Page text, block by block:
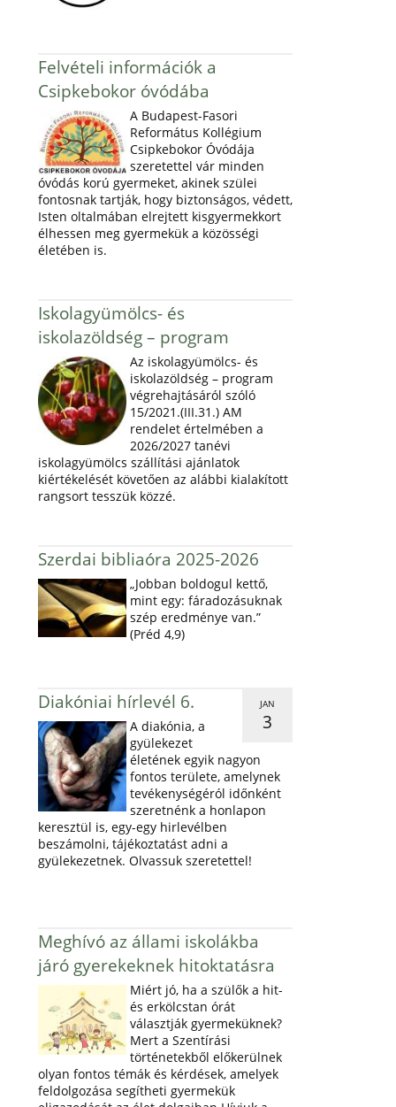
Felvételi információk a
Csipkebokor óvódába
A Budapest-Fasori
Református Kollégium
Csipkebokor Óvódája
szeretettel vár minden
óvódás korú gyermeket, akinek szülei
fontosnak tartják, hogy biztonságos, védett,
Isten oltalmában elrejtett kisgyermekkort
élhessen meg gyermekük a közösségi
életében is.
Iskolagyümölcs- és
iskolazöldség – program
Az iskolagyümölcs- és
iskolazöldség – program
végrehajtásáról szóló
15/2021.(III.31.) AM
rendelet értelmében a
2026/2027 tanévi
iskolagyümölcs szállítási ajánlatok
kiértékelését követően az alábbi kialakított
rangsort tesszük közzé.
Szerdai bibliaóra 2025-2026
„Jobban boldogul kettő,
mint egy: fáradozásuknak
szép eredménye van.”
(Préd 4,9)
JAN
3
Diakóniai hírlevél 6.
A diakónia, a
gyülekezet
életének egyik nagyon
fontos területe, amelynek
tevékenységéról időnként
szeretnénk a honlapon
keresztül is, egy-egy hirlevélben
beszámolni, tájékoztatást adni a
gyülekezetnek. Olvassuk szeretettel!
Meghívó az állami iskolákba
járó gyerekeknek hitoktatásra
Miért jó, ha a szülők a hit-
és erkölcstan órát
választják gyermeküknek?
Mert a Szentírási
történetekből előkerülnek
olyan fontos témák és kérdések, amelyek
feldolgozása segítheti gyermekük